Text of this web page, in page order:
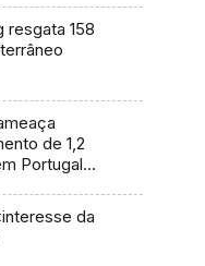
resgata 158
de 1,2
Portugal
da